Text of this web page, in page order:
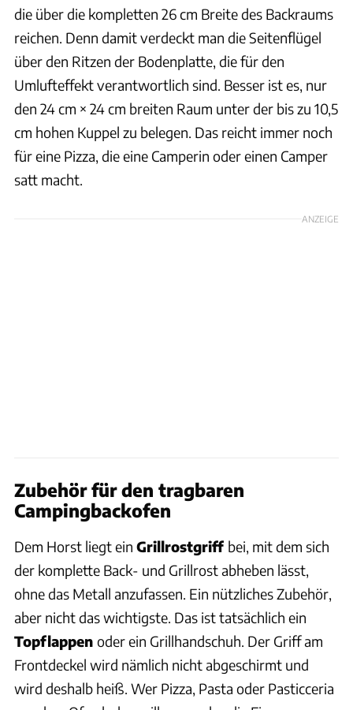
die über die kompletten 26 cm Breite des Backraums
reichen. Denn damit verdeckt man die Seitenflügel
über den Ritzen der Bodenplatte, die für den
Umlufteffekt verantwortlich sind. Besser ist es, nur
den 24 cm × 24 cm breiten Raum unter der bis zu 10,5
cm hohen Kuppel zu belegen. Das reicht immer noch
für eine Pizza, die eine Camperin oder einen Camper
satt macht.
ANZEIGE
Zubehör für den tragbaren
Campingbackofen
Dem Horst liegt ein Grillrostgriff bei, mit dem sich
der komplette Back- und Grillrost abheben lässt,
ohne das Metall anzufassen. Ein nützliches Zubehör,
aber nicht das wichtigste. Das ist tatsächlich ein
Topflappen oder ein Grillhandschuh. Der Griff am
Frontdeckel wird nämlich nicht abgeschirmt und
wird deshalb heiß. Wer Pizza, Pasta oder Pasticceria